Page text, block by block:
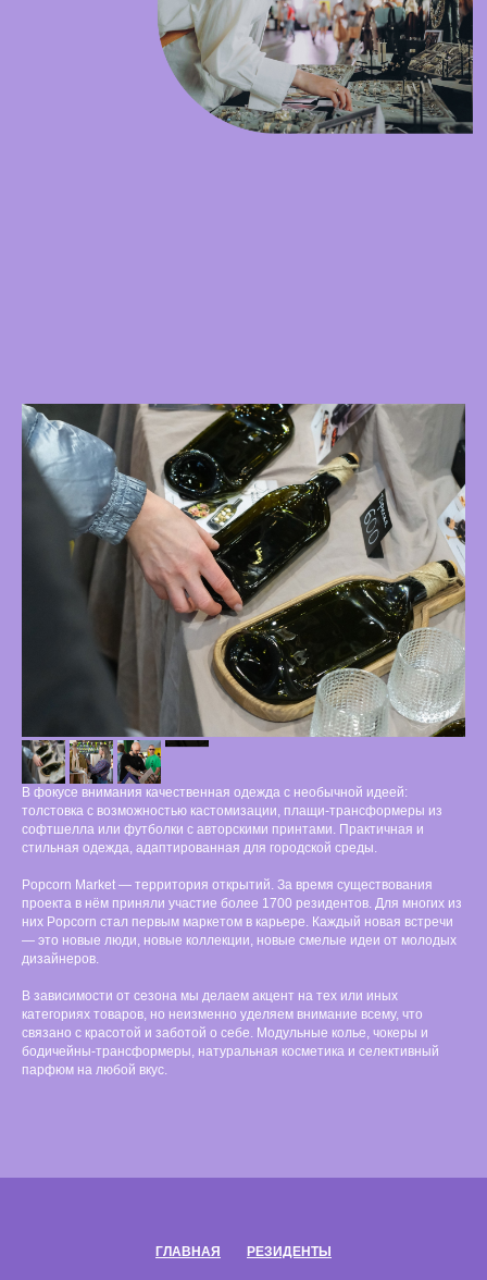
В фокусе внимания качественная одежда с необычной идеей:
толстовка с возможностью кастомизации, плащи-трансформеры из
софтшелла или футболки с авторскими принтами. Практичная и
стильная одежда, адаптированная для городской среды.
Popcorn Market — территория открытий. За время существования
проекта в нём приняли участие более 1700 резидентов. Для многих из
них Popcorn стал первым маркетом в карьере. Каждый новая встречи
— это новые люди, новые коллекции, новые смелые идеи от молодых
дизайнеров.
В зависимости от сезона мы делаем акцент на тех или иных
категориях товаров, но неизменно уделяем внимание всему, что
связано с красотой и заботой о себе. Модульные колье, чокеры и
бодичейны-трансформеры, натуральная косметика и селективный
парфюм на любой вкус.
ГЛАВНАЯ РЕЗИДЕНТЫ